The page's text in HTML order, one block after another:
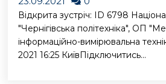
Відкрита зустріч: ID 6798
"Чернігівська політехніка", ОП
інформаційно-вимірювальна
2021 16:25 КиївПідключитись...